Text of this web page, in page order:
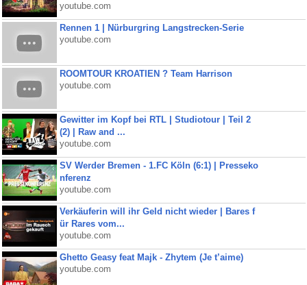
youtube.com
Rennen 1 | Nürburgring Langstrecken-Serie
youtube.com
ROOMTOUR KROATIEN ? Team Harrison
youtube.com
Gewitter im Kopf bei RTL | Studiotour | Teil 2
(2) | Raw and ...
youtube.com
SV Werder Bremen - 1.FC Köln (6:1) | Presseko
nferenz
youtube.com
Verkäuferin will ihr Geld nicht wieder | Bares f
ür Rares vom...
youtube.com
Ghetto Geasy feat Majk - Zhytem (Je t’aime)
youtube.com